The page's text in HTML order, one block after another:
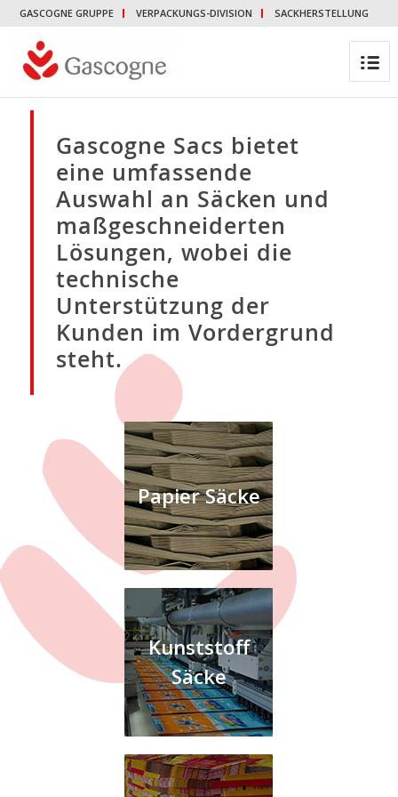
GASCOGNE GRUPPE VERPACKUNGS-DIVISION SACKHERSTELLUNG
Gascogne Sacs bietet
eine umfassende
Auswahl an Säcken und
maßgeschneiderten
Lösungen, wobei die
technische
Unterstützung der
Kunden im Vordergrund
steht.
Papier Säcke
Kunststoff
Säcke